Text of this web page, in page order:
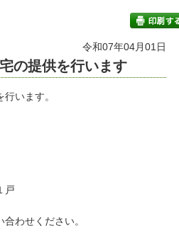
印刷する
令和07年04月01日
の提供を行います
います。
戸
わせください。